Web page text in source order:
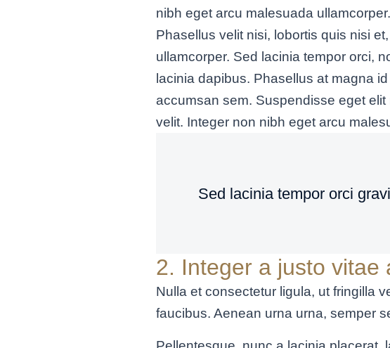
nibh eget arcu malesuada
Phasellus velit nisi, lobortis quis nisi
ullamcorper. Sed lacinia tempor orci,
lacinia dapibus. Phasellus at magna
accumsan sem. Suspendisse eget
velit. Integer non nibh eget arcu
Sed lacinia tempor orci
2. Integer a justo vitae
Nulla et consectetur ligula, ut fringilla
faucibus. Aenean urna urna, semper